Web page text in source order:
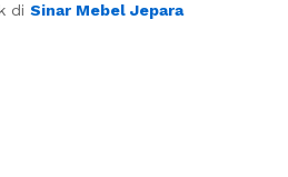
di Sinar Mebel Jepara